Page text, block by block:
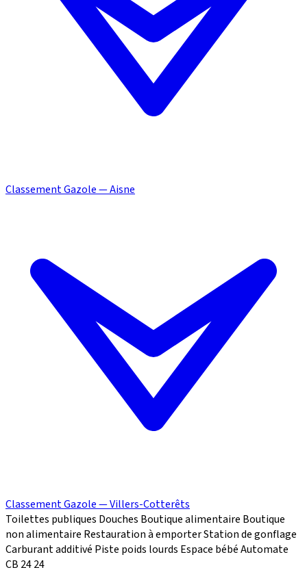
Classement Gazole — Aisne
Classement Gazole — Villers-Cotterêts
Toilettes publiques Douches Boutique alimentaire Boutique
non alimentaire Restauration à emporterStation de gonflage
Carburant additivé Piste poids lourds Espace bébéAutomate
CB 2424